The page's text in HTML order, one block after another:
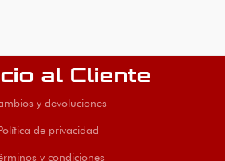
al Cliente
y devoluciones
de privacidad
y condiciones